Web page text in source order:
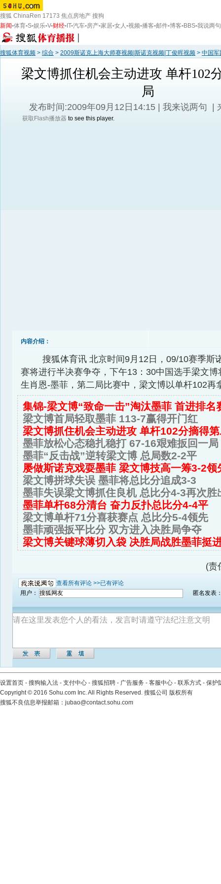
搜狐 ChinaRen 17173 焦点房地产 搜狗
新闻-体育-S-娱乐-V-财经- IT-汽车-房产-家居-女人-视频-播客-邮件-博客-BBS-我说两句
搜狐体育视频 > 综合 > 2009斯诺克上海大师赛视频|斯诺克视频|丁俊晖视频 > 中国军
梁文博抓住机会主动进攻 单杆102
局
发布时间:2009年09月12日14:15 | 我来说两句 |
获取Flash播放器 to see this player.
内容介绍：
搜狐体育讯 北京时间9月12日，09/10赛季斯
赛将进行半决赛争夺，下午13：30中国选手梁文博
生肖恩-墨菲，第二局比赛中，梁文博以单杆102再
集锦-梁文博“致命一击”淘汰墨菲 首进排名
梁文博首局轻取墨菲 113-7赢得开门红
梁文博抓住机会主动进攻 单杆102分摘得
墨菲放松心态稳扎稳打 67-16艰难扳回一局
墨菲“反击战”逆转梁文博 总局数2-2平
屡做斯诺克戏耍墨菲 梁文博技高一筹3-2领
梁文博拼球失误 墨菲将总比分追成3-3
墨菲失误梁文博抓住良机 总比分4-3再次胜
墨菲单杆68分清台 奋力反扑总比分4-4平
梁文博单杆71分喜获赛点 总比分5-4领先
墨菲顽强扳平比分 双方进入决胜局争夺
梁文博关键球薄切入袋 决胜局战胜墨菲挺
(责
查看所有评论 >>已有评论
用户：
匿名发表
设置首页 - 搜狗输入法 - 支付中心 - 搜狐招聘 - 广告服务 - 客服中心 - 联系方式 - 保护
Copyright© 2016 Sohu.com Inc. All Rights Reserved. 搜狐公司 版权所有
搜狐不良信息举报邮箱： jubao@contact.sohu.com